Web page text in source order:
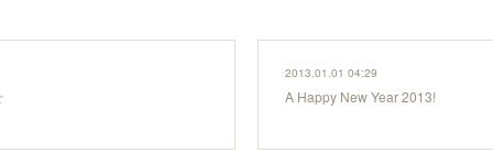
2013.01.01 04:29
A Happy New Year 2013!